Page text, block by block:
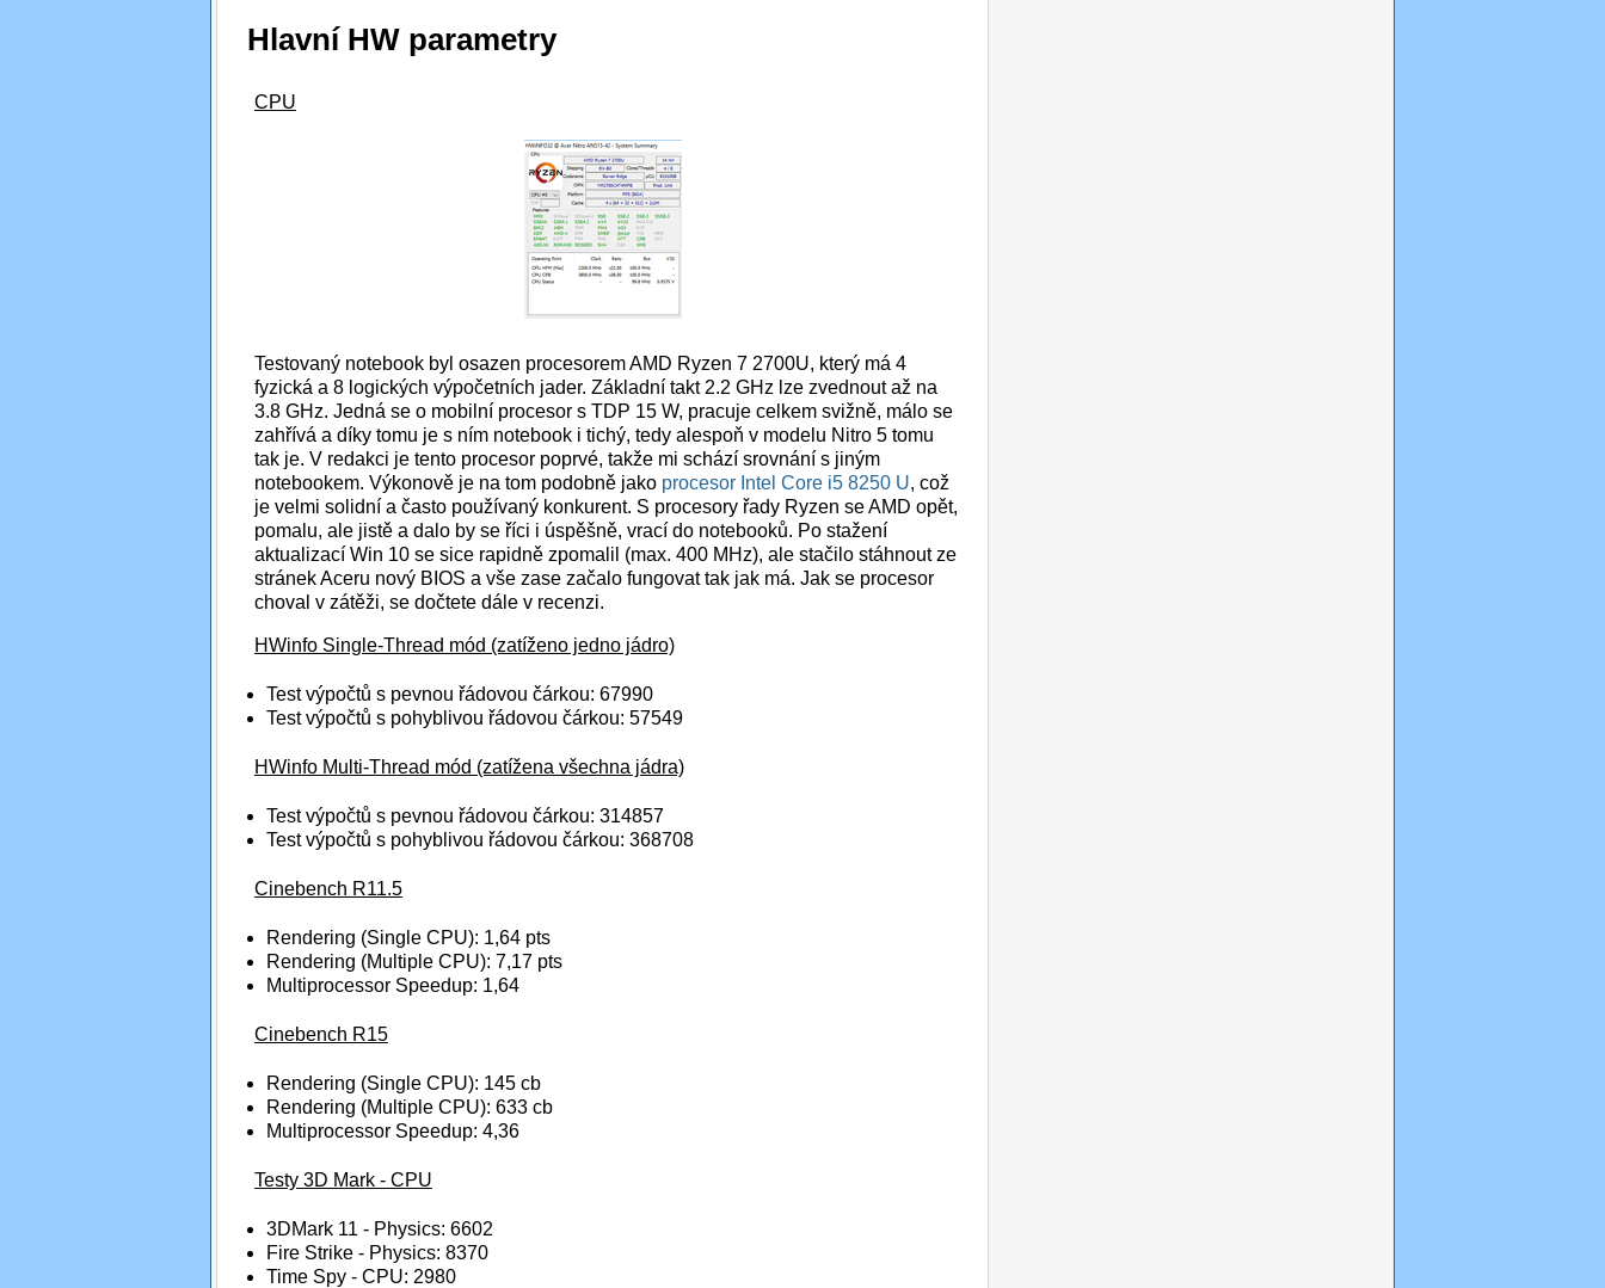
Hlavní HW parametry
CPU
Testovaný notebook byl osazen procesorem AMD Ryzen 7 2700U, který má 4
fyzická a 8 logických výpočetních jader. Základní takt 2.2 GHz lze zvednout až na
3.8 GHz. Jedná se o mobilní procesor s TDP 15 W, pracuje celkem svižně, málo se
zahřívá a díky tomu je s ním notebook i tichý, tedy alespoň v modelu Nitro 5 tomu
tak je. V redakci je tento procesor poprvé, takže mi schází srovnání s jiným
notebookem. Výkonově je na tom podobně jako procesor Intel Core i5 8250 U, což
je velmi solidní a často používaný konkurent. S procesory řady Ryzen se AMD opět,
pomalu, ale jistě a dalo by se říci i úspěšně, vrací do notebooků. Po stažení
aktualizací Win 10 se sice rapidně zpomalil (max. 400 MHz), ale stačilo stáhnout ze
stránek Aceru nový BIOS a vše zase začalo fungovat tak jak má. Jak se procesor
choval v zátěži, se dočtete dále v recenzi.
HWinfo Single-Thread mód (zatíženo jedno jádro)
Test výpočtů s pevnou řádovou čárkou: 67990
Test výpočtů s pohyblivou řádovou čárkou: 57549
HWinfo Multi-Thread mód (zatížena všechna jádra)
Test výpočtů s pevnou řádovou čárkou: 314857
Test výpočtů s pohyblivou řádovou čárkou: 368708
Cinebench R11.5
Rendering (Single CPU): 1,64 pts
Rendering (Multiple CPU): 7,17 pts
Multiprocessor Speedup: 1,64
Cinebench R15
Rendering (Single CPU): 145 cb
Rendering (Multiple CPU): 633 cb
Multiprocessor Speedup: 4,36
Testy 3D Mark - CPU
3DMark 11 - Physics: 6602
Fire Strike - Physics: 8370
Time Spy - CPU: 2980